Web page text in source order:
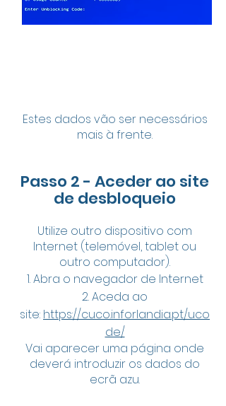
Estes dados vão ser necessários
mais à frente.
Passo 2 - Aceder ao site
de desbloqueio
Utilize outro dispositivo com
Internet (telemóvel, tablet ou
outro computador).
Abra o navegador de Internet
Aceda ao
site: https://cuco.inforlandia.pt/uco
de/
Vai aparecer uma página onde
deverá introduzir os dados do
ecrã azu.